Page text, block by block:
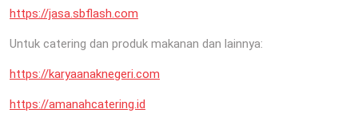
https://jasa.sbflash.com
Untuk catering dan produk makanan dan lainnya:
https://karyaanaknegeri.com
https://amanahcatering.id